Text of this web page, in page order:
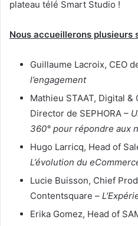
plateau télé Smart Studio !
Nous accueillerons plusieurs
Guillaume Lacroix, CEO
l’engagement
Mathieu STAAT, Digital &
Director de SEPHORA –
360° pour répondre aux
Hugo Larricq, Head of
L’évolution du
Lucie Buisson, Chief
Contentsquare –
Erika Gomez, Head of